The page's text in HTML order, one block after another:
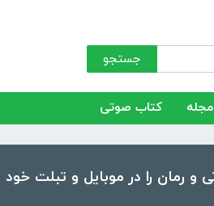
جستجو
مجله کتاب صوتی